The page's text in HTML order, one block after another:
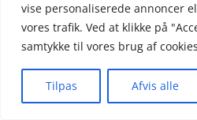
vise personaliserede annoncer
vores trafik. Ved at klikke på
samtykke til vores brug af
Tilpas Afvis alle